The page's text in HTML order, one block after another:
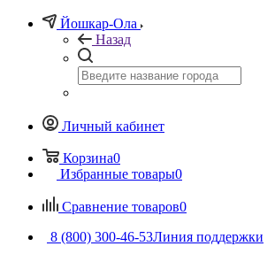
Йошкар-Ола
Назад
Личный кабинет
Корзина0
Избранные товары0
Сравнение товаров0
8 (800) 300-46-53Линия поддержки